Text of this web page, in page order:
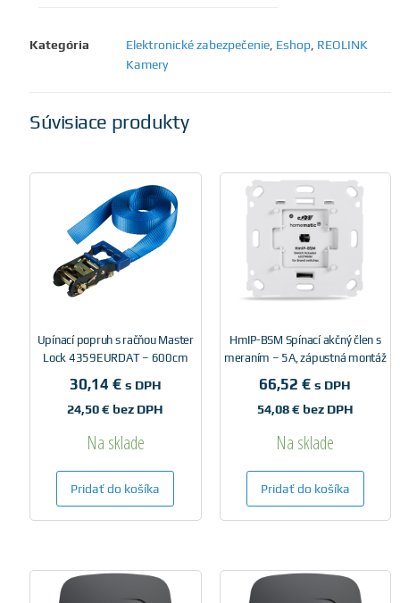
Kategória Elektronické zabezpečenie, Eshop, REOLINK
Kamery
Súvisiace produkty
Upínací popruh s račňou Master
Lock 4359EURDAT – 600cm
30,14 € s DPH
24,50€ bez DPH
Na sklade
Pridať do košíka
HmIP-BSM Spínací akčný člen s
meraním – 5A, zápustná montáž
66,52€ s DPH
54,08€bez DPH
Na sklade
Pridať do košíka